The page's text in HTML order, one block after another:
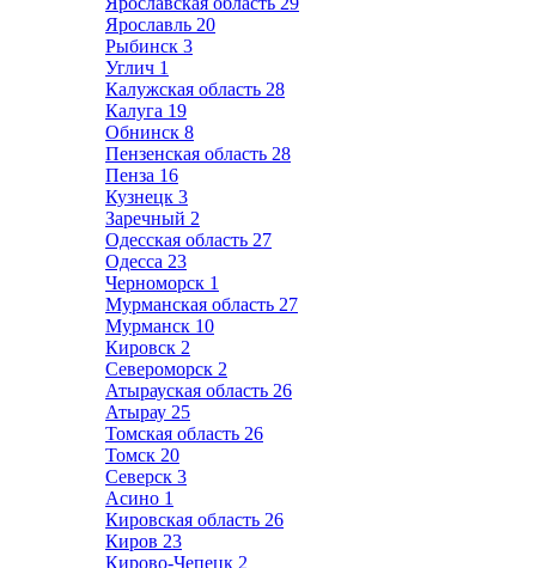
Ярославль 20
Рыбинск 3
Углич 1
Калужская область 28
Калуга 19
Обнинск 8
Пензенская область 28
Пенза 16
Кузнецк 3
Заречный 2
Одесская область 27
Одесса 23
Черноморск 1
Мурманская область 27
Мурманск 10
Кировск 2
Североморск 2
Атырауская область 26
Атырау 25
Томская область 26
Томск 20
Северск 3
Асино 1
Кировская область 26
Киров 23
Кирово-Чепецк 2